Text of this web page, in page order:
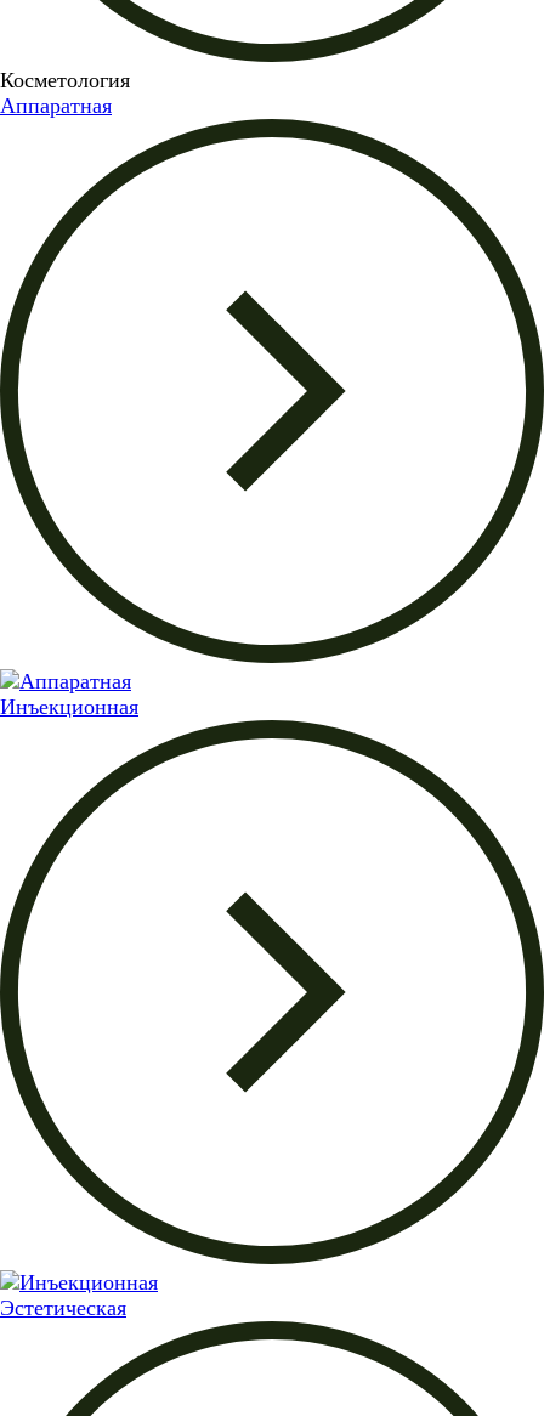
Косметология
Аппаратная
Инъекционная
Эстетическая